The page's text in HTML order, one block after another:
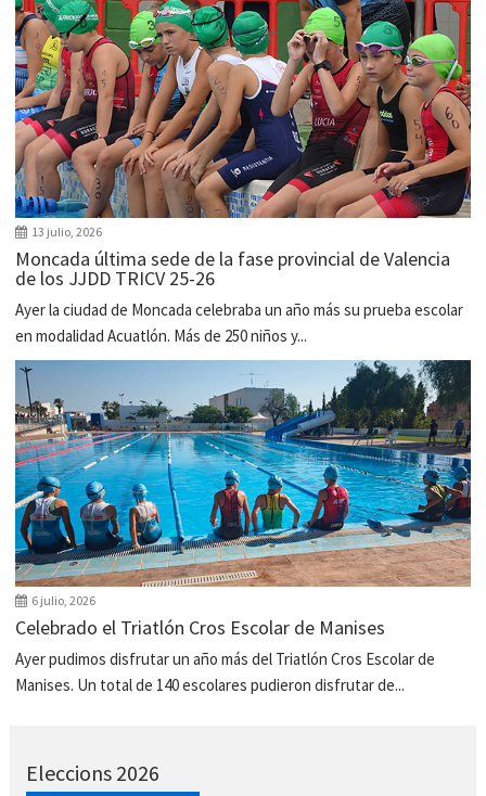
13 julio, 2026
Moncada última sede de la fase provincial de Valencia
de los JJDD TRICV 25-26
Ayer la ciudad de Moncada celebraba un año más su prueba escolar
en modalidad Acuatlón. Más de 250 niños y...
6 julio, 2026
Celebrado el Triatlón Cros Escolar de Manises
Ayer pudimos disfrutar un año más del Triatlón Cros Escolar de
Manises. Un total de 140 escolares pudieron disfrutar de...
Eleccions 2026